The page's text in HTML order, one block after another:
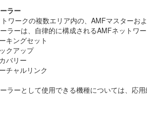
ラー
ワークの複数エリア内の、AMFマスターお
ラーは、自律的に構成されるAMFネットワ
キングセット
クアップ
バリー
チャルリンク
ラーとして使用できる機種については、応